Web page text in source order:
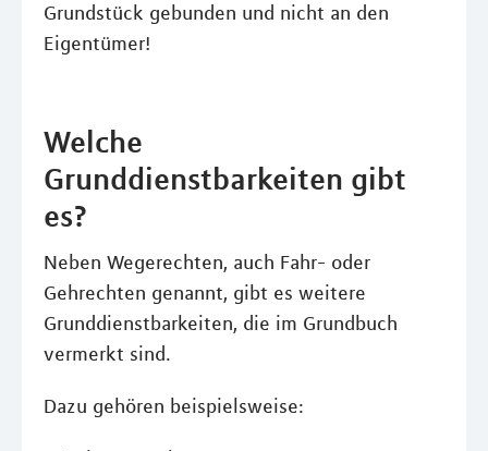
Grundstück gebunden und nicht an den
Eigentümer!
Welche
Grunddienstbarkeiten gibt
es?
Neben Wegerechten, auch Fahr- oder
Gehrechten genannt, gibt es weitere
Grunddienstbarkeiten, die im Grundbuch
vermerkt sind.
Dazu gehören beispielsweise: